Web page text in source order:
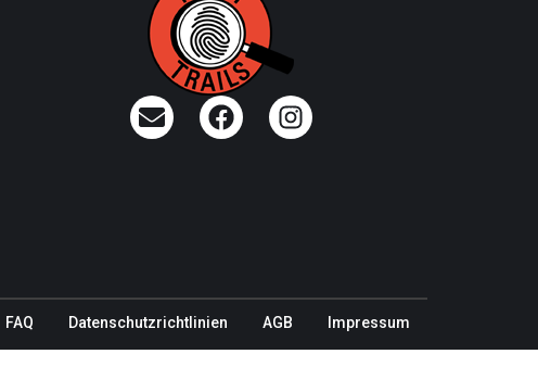
FAQ Datenschutzrichtlinien AGB Impressum